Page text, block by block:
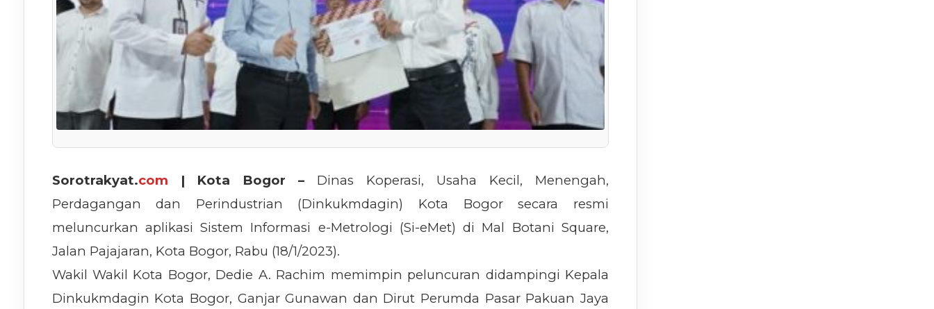
Sorotrakyat.com | Kota Bogor – Dinas Koperasi, Usaha Kecil, Menengah,
Perdagangan dan Perindustrian (Dinkukmdagin) Kota Bogor secara resmi
meluncurkan aplikasi Sistem Informasi e-Metrologi (Si-eMet) di Mal Botani Square,
Jalan Pajajaran, Kota Bogor, Rabu (18/1/2023).
Wakil Wakil Kota Bogor, Dedie A. Rachim memimpin peluncuran didampingi Kepala
Dinkukmdagin Kota Bogor, Ganjar Gunawan dan Dirut Perumda Pasar Pakuan Jaya